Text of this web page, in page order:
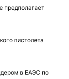
предполагает
пистолета
в ЕАЭС по